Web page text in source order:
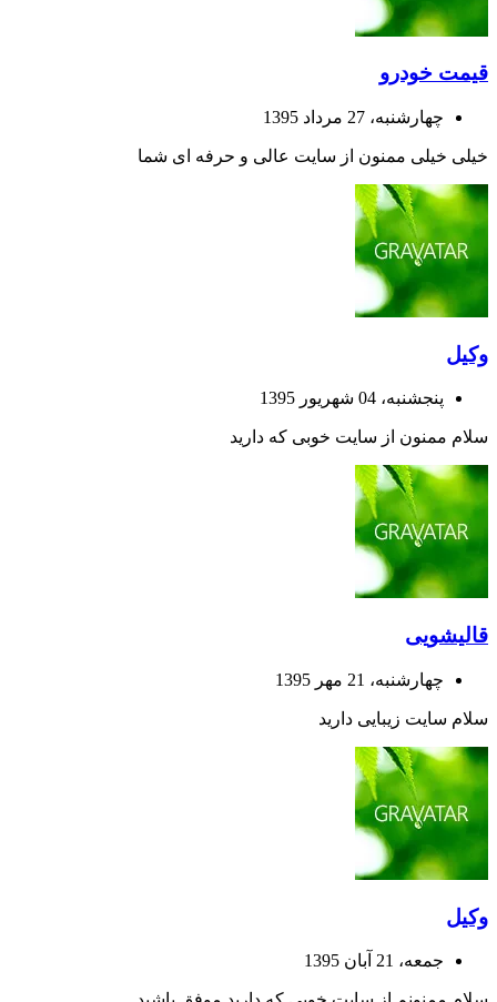
قیمت خودرو
چهارشنبه، 27 مرداد 1395
خیلی خیلی ممنون از سایت عالی و حرفه ای شما
وکیل
پنجشنبه، 04 شهریور 1395
سلام ممنون از سایت خوبی که دارید
قالیشویی
چهارشنبه، 21 مهر 1395
سلام سایت زیبایی دارید
وکیل
جمعه، 21 آبان 1395